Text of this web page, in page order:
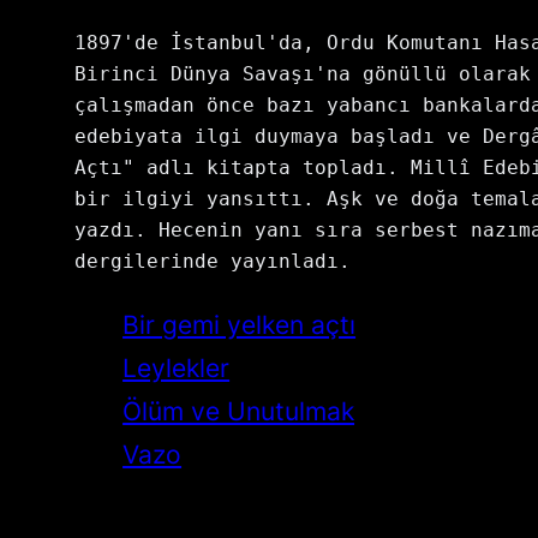
1897'de İstanbul'da, Ordu Komutanı
Birinci Dünya Savaşı'na gönüllü
çalışmadan önce bazı yabancı
edebiyata ilgi duymaya başladı ve
Açtı" adlı kitapta topladı. Millî
bir ilgiyi yansıttı. Aşk ve doğa
yazdı. Hecenin yanı sıra serbest
dergilerinde yayınladı.
Bir gemi yelken açtı
Leylekler
Ölüm ve Unutulmak
Vazo